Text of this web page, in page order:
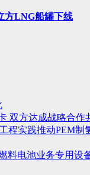
方LNG船罐下线
双方达成战略合作
程实践推动PEM制
料电池业务专用设